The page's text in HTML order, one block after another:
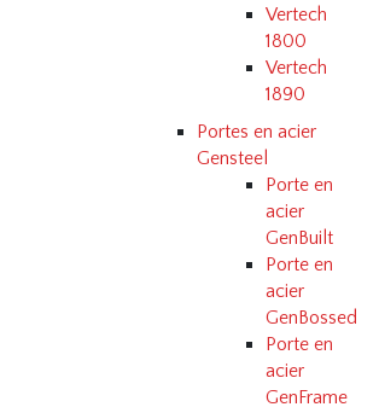
Vertech
1800
Vertech
1890
Portes en acier
Gensteel
Porte en
acier
GenBuilt
Porte en
acier
GenBossed
Porte en
acier
GenFrame